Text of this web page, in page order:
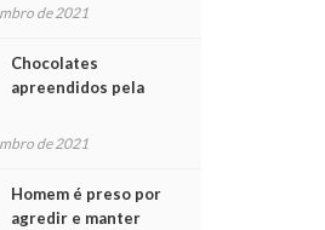
de 2021
Chocolates
apreendidos pela
para crianças na
de 2021
Homem é preso por
agredir e manter